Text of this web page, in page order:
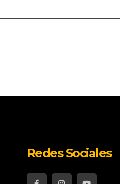
Redes Sociales